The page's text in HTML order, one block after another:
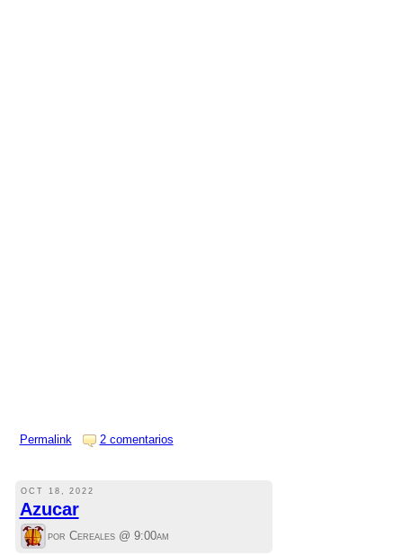
Permalink 2 comentarios
OCT 18, 2022
Azucar
por Cereales @ 9:00am